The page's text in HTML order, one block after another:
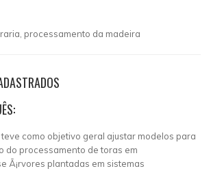
processamento da madeira
como objetivo geral ajustar modelos para
do processamento de toras em
Ã¡rvores plantadas em sistemas